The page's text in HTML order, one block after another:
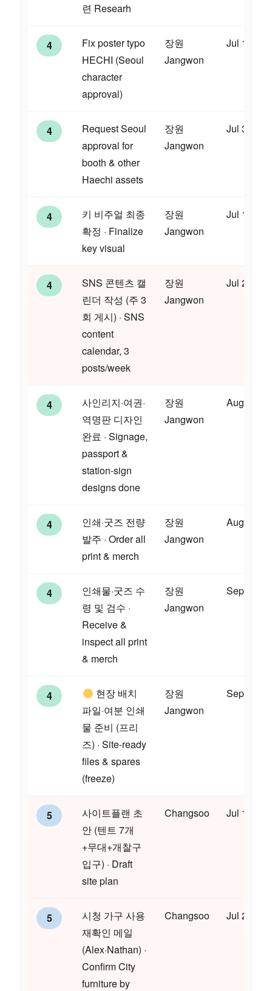
련 Researh
4
Fix poster typo
HECHI (Seoul
character
approval)
장원
Jangwon
Jul 10
4
Request Seoul
approval for
booth & other
Haechi assets
장원
Jangwon
Jul 31
4
키 비주얼 최종
확정 · Finalize
key visual
장원
Jangwon
Jul 17
4
SNS 콘텐츠 캘
린더 작성 (주 3
회 게시) · SNS
content
calendar, 3
posts/week
장원
Jangwon
Jul 24
4
사인리지·여권·
역명판 디자인
완료 · Signage,
passport &
station-sign
designs done
장원
Jangwon
Aug 7
4
인쇄·굿즈 전량
발주 · Order all
print & merch
장원
Jangwon
Aug 22
4
인쇄물·굿즈 수
령 및 검수 ·
Receive &
inspect all print
& merch
장원
Jangwon
Sep 5
4
현장 배치
파일·여분 인쇄
물 준비 (프리
즈) · Site-ready
files & spares
(freeze)
장원
Jangwon
Sep 11
5
사이트플랜 초
안 (텐트 7개
+무대+개찰구
입구) · Draft
site plan
Changsoo Jul 17
5
시청 가구 사용
재확인 메일
(Alex·Nathan) ·
Confirm City
furniture by
Changsoo Jul 24